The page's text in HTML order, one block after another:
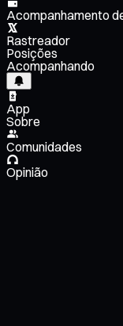
Acompanhamento
Rastreador
Posições
Acompanhando
App
Sobre
Comunidades
Opinião